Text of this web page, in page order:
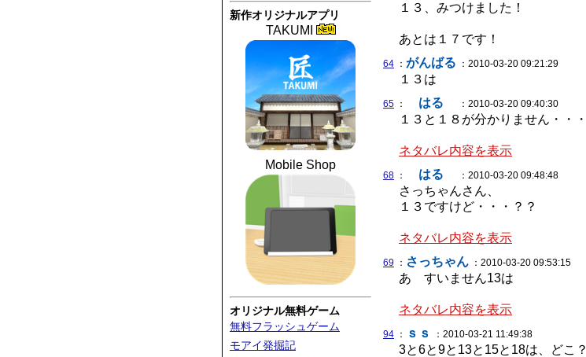
新作オリジナルアプリ
TAKUMI
Mobile Shop
オリジナル無料ゲーム
無料フラッシュゲーム
モアイ発掘記
１３、みつけました！
あとは１７です！
64 ： がんばる ：2010-03-20 09:21:29
１３は
65 ： はる ：2010-03-20 09:40:30
１３と１８が分かりません・・・
ネタバレ内容を表示
68 ： はる ：2010-03-20 09:48:48
さっちゃんさん、
１３ですけど・・・？？
ネタバレ内容を表示
69 ： さっちゃん ：2010-03-20 09:53:15
あ すいません13は
ネタバレ内容を表示
94 ： ｓｓ ：2010-03-21 11:49:38
3と6と9と13と15と18は、どこ？